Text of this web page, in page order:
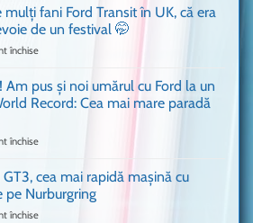
văzut
a
în
mașină
Ferrari
mulți fani Ford Transit în UK, că era
de un festival 🤭
închise
așa
mulți
în
UK,
Am pus și noi umărul cu Ford la un
Record: Cea mai mare paradă
închise
VANS!
Am
pus
GT3, cea mai rapidă mașină cu
pe Nurburgring
închise